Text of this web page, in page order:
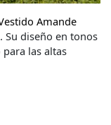
Amande
diseño en tonos
las altas